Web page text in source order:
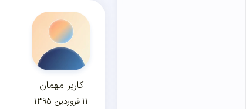
کاربر مهمان
۱۱ فروردین ۱۳۹۵